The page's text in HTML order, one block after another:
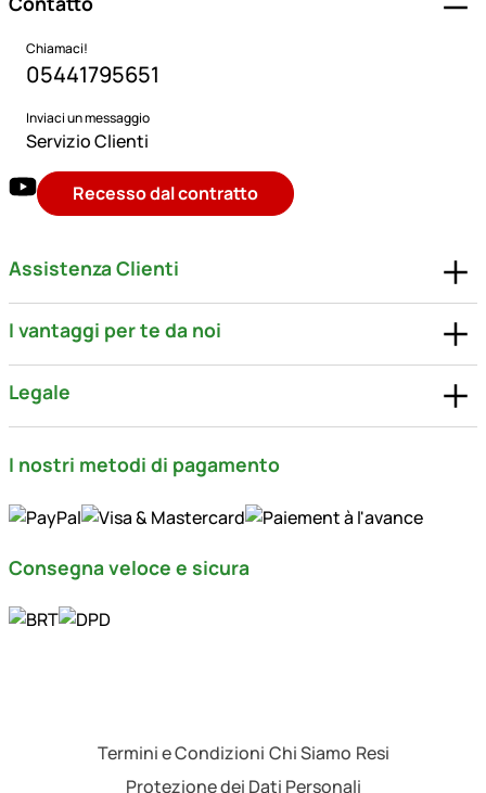
Chiamaci!
05441795651
Inviaci un messaggio
Servizio Clienti
Recesso dal contratto
Assistenza Clienti
I vantaggi per te da noi
Legale
I nostri metodi di pagamento
Consegna veloce e sicura
Termini e Condizioni Chi Siamo Resi
Protezione dei Dati Personali